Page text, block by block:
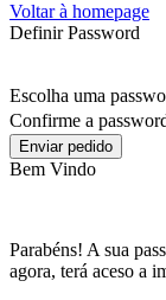
Voltar à homepage
Definir Password
Escolha uma
Confirme a
Enviar pedido
Bem Vindo
Parabéns! A sua
agora, terá aceso a